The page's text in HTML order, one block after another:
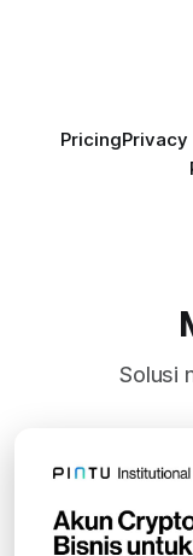
PricingPrivacy
Solusi